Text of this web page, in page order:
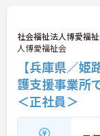
社会福祉法人博愛福
人博愛福祉会
【兵庫県／
護支援事業所
＜正社員＞